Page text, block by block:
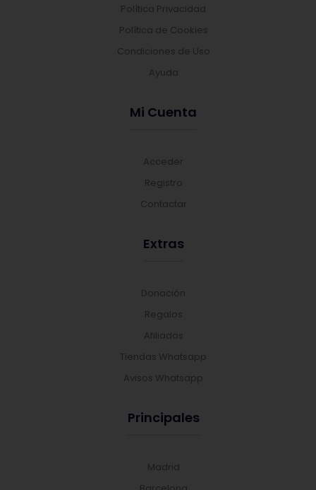
Política Privacidad
Política de Cookies
Condiciones de Uso
Ayuda
Mi Cuenta
Acceder
Registro
Contactar
Extras
Donación
Regalos
Afiliados
Tiendas Whatsapp
Avisos Whatsapp
Principales
Madrid